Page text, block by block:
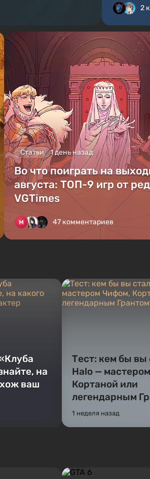
2
Статьи 1 день назад
Во что поиграть на
августа: ТОП-9 игр от
VGTimes
47 комментариев
на
ваш
Тест: кем бы вы
Halo —
Кортаной или
легендарным
1 неделя назад